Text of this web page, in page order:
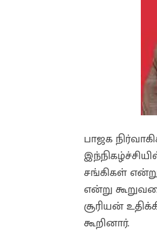
பாஜக
சங்கிகள்
என்று
சூரியன்
கூறினார்.